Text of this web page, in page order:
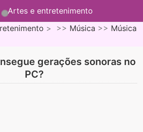
Artes e entretenimento
> >> Música >> Música
gerações sonoras no
PC?